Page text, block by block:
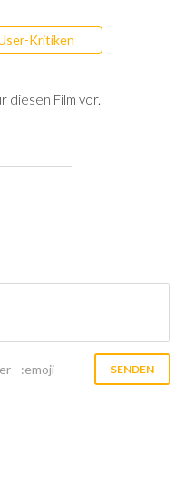
Kritiken
diesen Film vor.
:emoji